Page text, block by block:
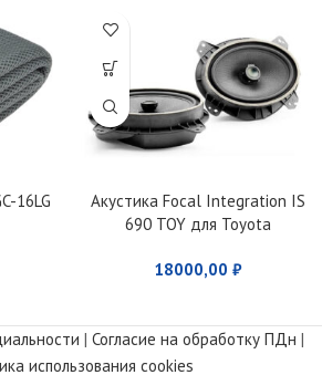
16LG
Акустика Focal Integration IS
690 TOY для Toyota
18000,00 ₽
| Согласие на обработку ПДн |
использования cookies